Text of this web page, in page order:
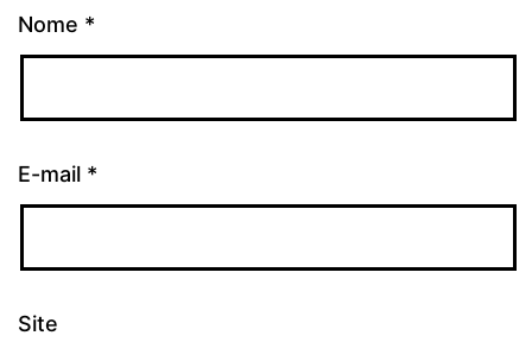
Nome *
E-mail *
Site